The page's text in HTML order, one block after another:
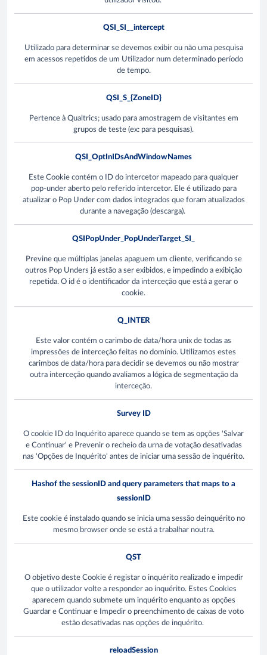
QSI_SI__intercept
Utilizado para determinar se devemos exibir ou não uma pesquisa
em acessos repetidos de um Utilizador num determinado período
de tempo.
QSI_S_{ZoneID}
Pertence à Qualtrics; usado para amostragem de visitantes em
grupos de teste (ex: para pesquisas).
QSI_OptInIDsAndWindowNames
Este Cookie contém o ID do intercetor mapeado para qualquer
pop-under aberto pelo referido intercetor. Ele é utilizado para
atualizar o Pop Under com dados integrados que foram atualizados
durante a navegação (descarga).
QSIPopUnder_PopUnderTarget_SI_
Previne que múltiplas janelas apaguem um cliente, verificando se
outros Pop Unders já estão a ser exibidos, e impedindo a exibição
repetida. O id é o identificador da interceção que está a gerar o
cookie.
Q_INTER
Este valor contém o carimbo de data/hora unix de todas as
impressões de interceção feitas no domínio. Utilizamos estes
carimbos de data/hora para decidir se devemos ou não mostrar
outra interceção quando avaliamos a lógica de segmentação da
interceção.
Survey ID
O cookie ID do Inquérito aparece quando se tem as opções 'Salvar
e Continuar' e Prevenir o recheio da urna de votação desativadas
nas 'Opções de Inquérito' antes de iniciar uma sessão de inquérito.
Hashof the sessionID and query parameters that maps to a
sessionID
Este cookie é instalado quando se inicia uma sessão deinquérito no
mesmo browser onde se está a trabalhar noutra.
QST
O objetivo deste Cookie é registar o inquérito realizado e impedir
que o utilizador volte a responder ao inquérito. Estes Cookies
aparecem quando submete um inquérito enquanto as opções
Guardar e Continuar e Impedir o preenchimento de caixas de voto
estão desativadas nas opções de inquérito.
reloadSession